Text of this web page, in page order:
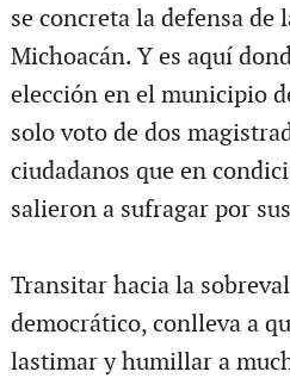
se concreta la defensa
Michoacán. Y es aquí
elección en el municipio
solo voto de dos
ciudadanos que en
salieron a sufragar por
Transitar hacia la
democrático, conlleva a
lastimar y humillar a